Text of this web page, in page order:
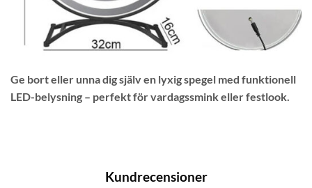
Ge bort eller unna dig själv en lyxig spegel med funktionell
LED-belysning – perfekt för vardagssmink eller festlook.
Kundrecensioner